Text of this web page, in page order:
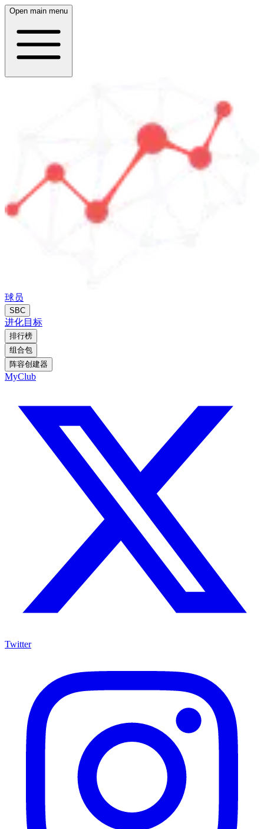
Open main menu
球员
SBC
进化目标
排行榜
组合包
阵容创建器
MyClub
Twitter